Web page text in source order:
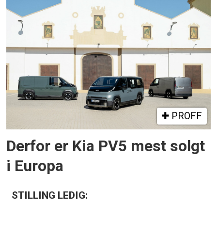
PROFF
Derfor er Kia PV5 mest solgt
i Europa
STILLING LEDIG: